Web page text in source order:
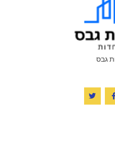
גבס